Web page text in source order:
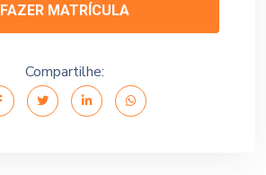
FAZER MATRÍCULA
Compartilhe: